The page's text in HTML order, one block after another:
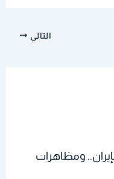
التالي
ومظاهرات